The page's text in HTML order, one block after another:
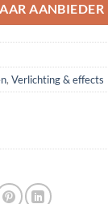
AANBIEDER
, Verlichting & effects